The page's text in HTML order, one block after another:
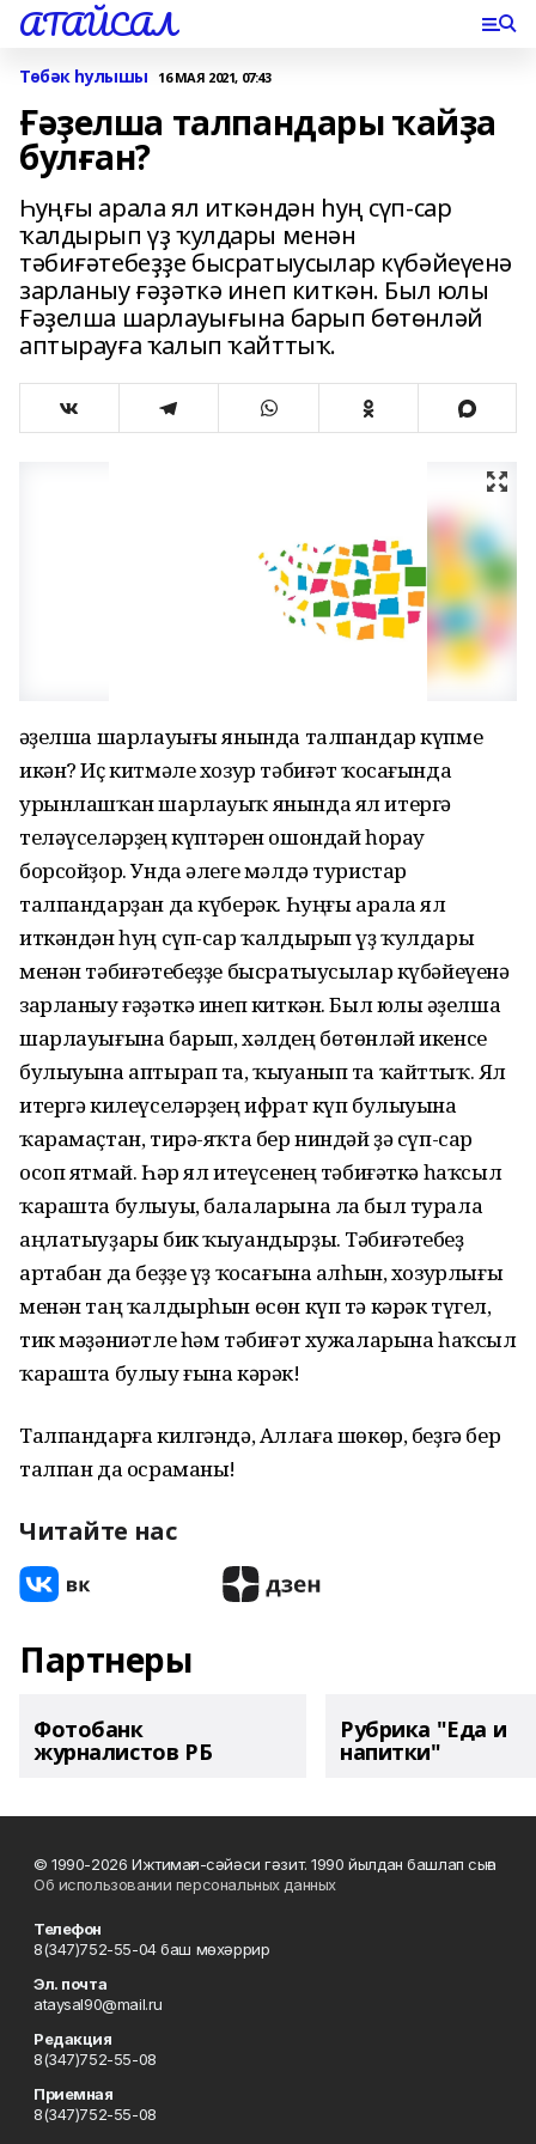
АТАЙСАЛ
Төбәк һулышы 16 МАЯ 2021, 07:43
Ғәҙелша талпандары ҡайҙа
булған?
Һуңғы арала ял иткәндән һуң сүп-сар
ҡалдырып үҙ ҡулдары менән
тәбиғәтебеҙҙе бысратыусылар күбәйеүенә
зарланыу ғәҙәткә инеп киткән. Был юлы
Ғәҙелша шарлауығына барып бөтөнләй
аптырауға ҡалып ҡайттыҡ.
Ғәҙелша шарлауығы янында талпандар күпме
икән? Иҫ китмәле хозур тәбиғәт ҡосағында
урынлашҡан шарлауыҡ янында ял итергә
теләүселәрҙең күптәрен ошондай һорау
борсойҙор. Унда әлеге мәлдә туристар
талпандарҙан да күберәк. Һуңғы арала ял
иткәндән һуң сүп-сар ҡалдырып үҙ ҡулдары
менән тәбиғәтебеҙҙе бысратыусылар күбәйеүенә
зарланыу ғәҙәткә инеп киткән. Был юлы Ғәҙелша
шарлауығына барып, хәлдең бөтөнләй икенсе
булыуына аптырап та, ҡыуанып та ҡайттыҡ. Ял
итергә килеүселәрҙең ифрат күп булыуына
ҡарамаҫтан, тирә-яҡта бер ниндәй ҙә сүп-сар
осоп ятмай. Һәр ял итеүсенең тәбиғәткә һаҡсыл
ҡарашта булыуы, балаларына ла был турала
аңлатыуҙары бик ҡыуандырҙы. Тәбиғәтебеҙ
артабан да беҙҙе үҙ ҡосағына алһын, хозурлығы
менән таң ҡалдырһын өсөн күп тә кәрәк түгел,
тик мәҙәниәтле һәм тәбиғәт хужаларына һаҡсыл
ҡарашта булыу ғына кәрәк!
Талпандарға килгәндә, Аллаға шөкөр, беҙгә бер
талпан да осраманы!
Читайте нас
Партнеры
Фотобанк
журналистов РБ
Рубрика "Еда и
напитки"
© 1990-2026 Ижтимағи-сәйәси гәзит. 1990 йылдан башлап сыға
Об использовании персональных данных
Телефон
8(347)752-55-04 баш мөхәррир
Эл. почта
ataysal90@mail.ru
Редакция
8(347)752-55-08
Приемная
8(347)752-55-08